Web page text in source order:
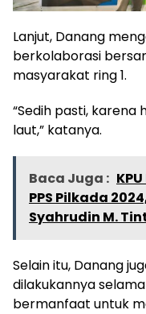
Lanjut, Danang
berkolaborasi
masyarakat ring 1.
“Sedih pasti, karena
laut,” katanya.
Baca Juga :
PPS Pilkada
Syahrudin M.
Selain itu, Danang
dilakukannya
bermanfaat untuk